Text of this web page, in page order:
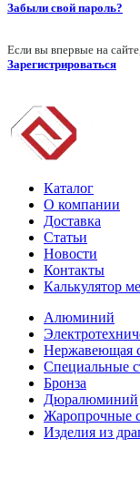
Забыли свой пароль?
Если вы впервые на
Зарегистрироваться
Каталог
О компании
Доставка
Статьи
Новости
Контакты
Калькулятор
Алюминий
Нержавеющая
Специальные
Бронза
Дюралюминий
Жаропрочные
Изделия из